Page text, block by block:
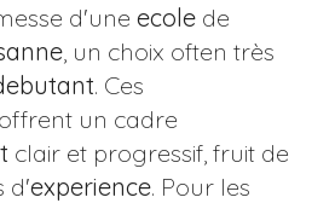
d'une ecolede
, un choix often très
. Ces
un cadre
clair et progressif, fruit de
d'experience. Pour les